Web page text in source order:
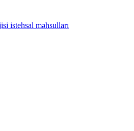
istehsal məhsulları